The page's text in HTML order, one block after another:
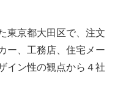
東京都大田区で、注文
ー、工務店、住宅メー
イン性の観点から４社